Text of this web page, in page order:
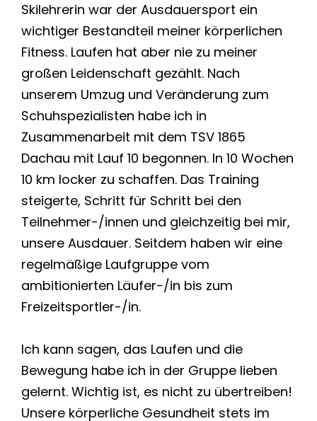
Skilehrerin war der Ausdauersport ein
wichtiger Bestandteil meiner körperlichen
Fitness. Laufen hat aber nie zu meiner
großen Leidenschaft gezählt. Nach
unserem Umzug und Veränderung zum
Schuhspezialisten habe ich in
Zusammenarbeit mit dem TSV 1865
Dachau mit Lauf 10 begonnen. In 10 Wochen
10 km locker zu schaffen. Das Training
steigerte, Schritt für Schritt bei den
Teilnehmer-/innen und gleichzeitig bei mir,
unsere Ausdauer. Seitdem haben wir eine
regelmäßige Laufgruppe vom
ambitionierten Läufer-/in bis zum
Freizeitsportler-/in.
Ich kann sagen, das Laufen und die
Bewegung habe ich in der Gruppe lieben
gelernt. Wichtig ist, es nicht zu übertreiben!
Unsere körperliche Gesundheit stets im